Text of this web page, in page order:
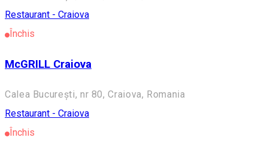
Restaurant - Craiova
Închis
McGRILL Craiova
Calea București, nr 80, Craiova, Romania
Restaurant - Craiova
Închis